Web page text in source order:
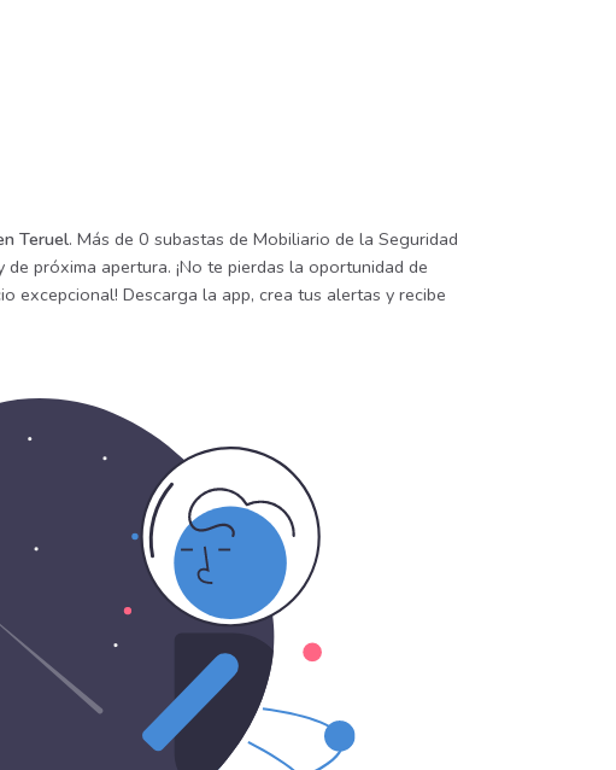
Teruel. Más de 0 subastas de Mobiliario de la Seguridad
próxima apertura. ¡No te pierdas la oportunidad de
excepcional! Descarga la app, crea tus alertas y recibe